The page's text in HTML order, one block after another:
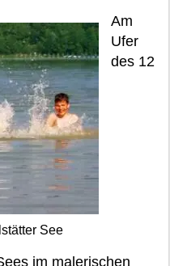
See
Am
Ufer
des 12
im malerischen